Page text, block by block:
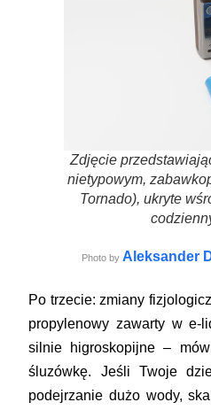
Zdjęcie
nietypowym,
Tornado), ukryte
Photo by Aleksander
Po trzecie:zmiany
propylenowy zawarty w e-
silnie higroskopijne –
śluzówkę. Jeśli Twoje
podejrzanie dużo wody,